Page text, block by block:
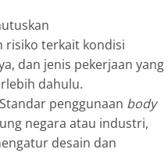
risiko terkait kondisi
dan jenis pekerjaan yang
dahulu.
Standar penggunaan body
negara atau industri,
desain dan